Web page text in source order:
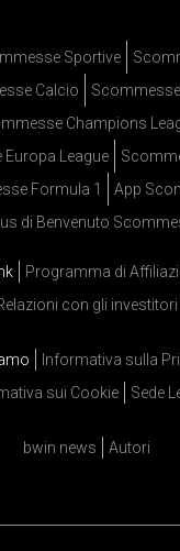
Sportive
Calcio
Champions
League
Formula 1
App
di Benvenuto
Programma di
con gli investitori
Informativa sulla
sui Cookie
Sede
bwin news Autori